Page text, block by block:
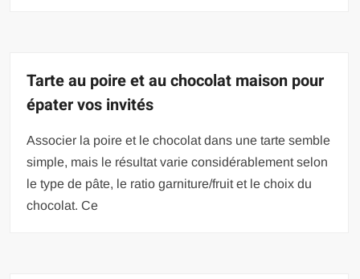
Tarte au poire et au chocolat maison pour
épater vos invités
Associer la poire et le chocolat dans une tarte semble
simple, mais le résultat varie considérablement selon
le type de pâte, le ratio garniture/fruit et le choix du
chocolat. Ce